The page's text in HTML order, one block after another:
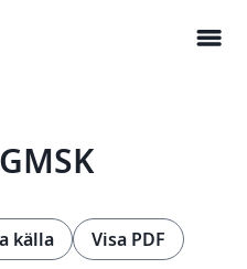
menu
källa Visa PDF